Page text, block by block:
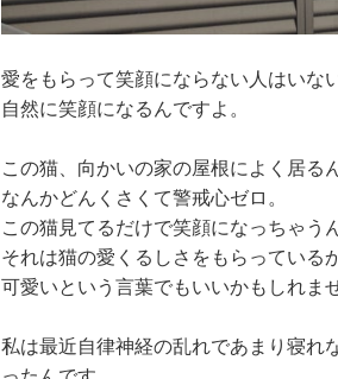
愛をもらって笑顔にならない人はいない
自然に笑顔になるんですよ。
この猫、向かいの家の屋根によく居る
なんかどんくさくて警戒心ゼロ。
この猫見てるだけで笑顔になっちゃう
それは猫の愛くるしさをもらっている
可愛いという言葉でもいいかもしれませ
私は最近自律神経の乱れであまり寝れ